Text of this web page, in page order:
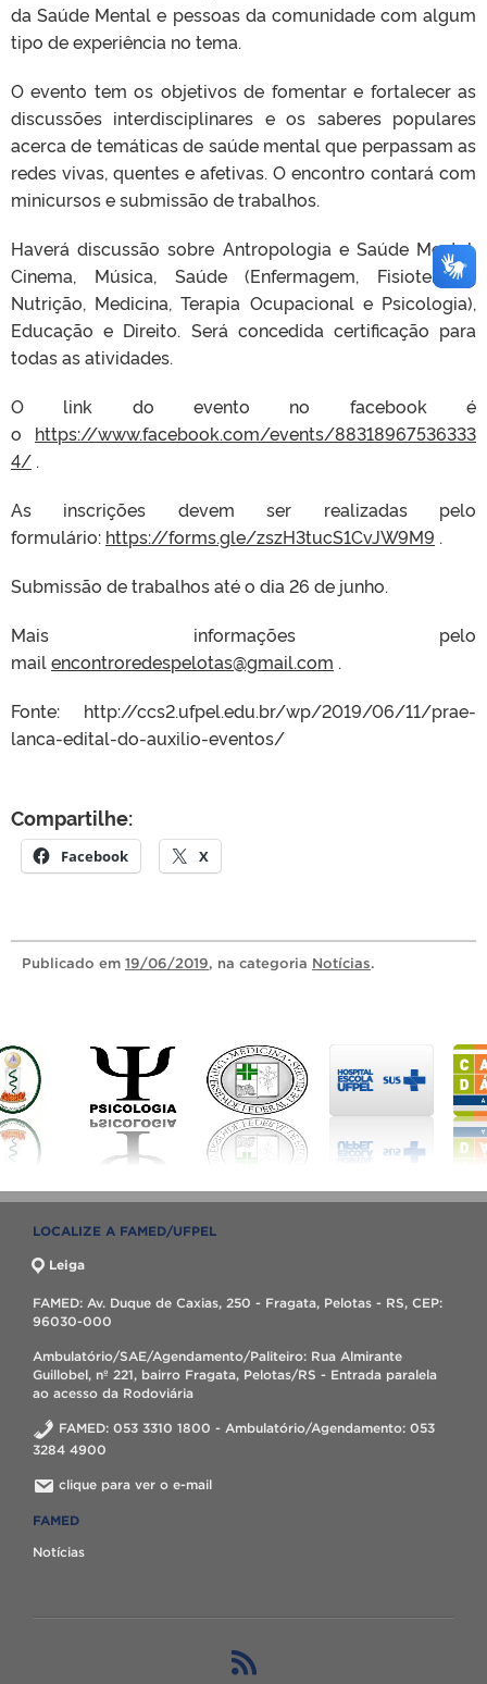
da Saúde Mental e pessoas da comunidade com algum
tipo de experiência no tema.
O evento tem os objetivos de fomentar e fortalecer as
discussões interdisciplinares e os saberes populares
acerca de temáticas de saúde mental que perpassam as
redes vivas, quentes e afetivas. O encontro contará com
minicursos e submissão de trabalhos.
Haverá discussão sobre Antropologia e Saúde Mental,
Cinema, Música, Saúde (Enfermagem, Fisioterapia,
Nutrição, Medicina, Terapia Ocupacional e Psicologia),
Educação e Direito. Será concedida certificação para
todas as atividades.
O link do evento no facebook é
o https://www.facebook.com/events/88318967536333
4/ .
As inscrições devem ser realizadas pelo
formulário: https://forms.gle/zszH3tucS1CvJW9M9 .
Submissão de trabalhos até o dia 26 de junho.
Mais informações pelo
mailencontroredespelotas@gmail.com .
Fonte: http://ccs2.ufpel.edu.br/wp/2019/06/11/prae-
lanca-edital-do-auxilio-eventos/
Compartilhe:
Facebook X
Publicado em 19/06/2019, na categoria Notícias.
LOCALIZE A FAMED/UFPEL
Leiga
FAMED: Av. Duque de Caxias, 250 - Fragata, Pelotas - RS, CEP:
96030-000
Ambulatório/SAE/Agendamento/Paliteiro: Rua Almirante
Guillobel, nº 221, bairro Fragata, Pelotas/RS - Entrada paralela
ao acesso da Rodoviária
FAMED: 053 3310 1800 - Ambulatório/Agendamento: 053
3284 4900
clique para ver o e-mail
FAMED
Notícias